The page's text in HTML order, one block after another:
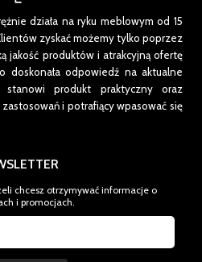
działa na ryku meblowym od 15
zyskać możemy tylko poprzez
jakość produktów i atrakcyjną ofertę
odpowiedź na aktualne
stanowi produkt praktyczny oraz
i potrafiący wpasować się
chcesz otrzymywać informacje o
i promocjach.